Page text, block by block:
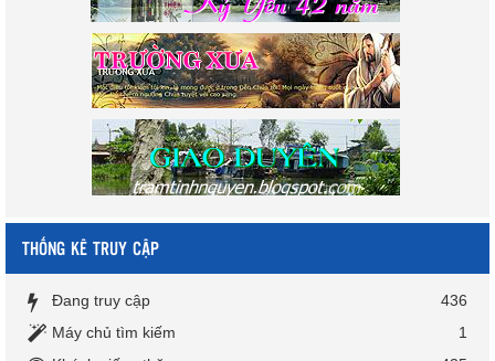
THỐNG KÊ TRUY CẬP
Đang truy cập
436
Máy chủ tìm kiếm
1